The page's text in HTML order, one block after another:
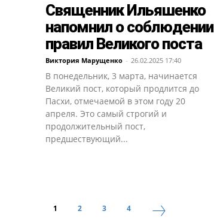
Священник Ильяшенко
напомнил о соблюдении
правил Великого поста
Виктория Марущенко - 26.02.2025 17:40
В понедельник, 3 марта, начинается
Великий пост, который продлится до
Пасхи, отмечаемой в этом году 20
апреля. Это самый строгий и
продолжительный пост,
предшествующий...
1 2 3 4